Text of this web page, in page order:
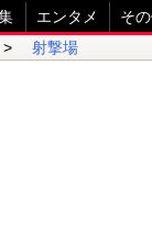
エンタメ
そ
射撃場